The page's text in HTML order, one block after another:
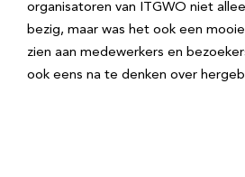
organisatoren van ITGWO niet
bezig, maar was het ook een
zien aan medewerkers en
ook eens na te denken over